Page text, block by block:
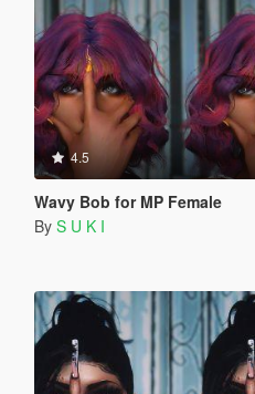
4.5
Wavy Bob for MP Female
By S U K I